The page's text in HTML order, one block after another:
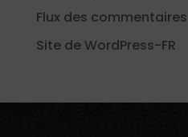
Flux des commentaires
Site de WordPress-FR